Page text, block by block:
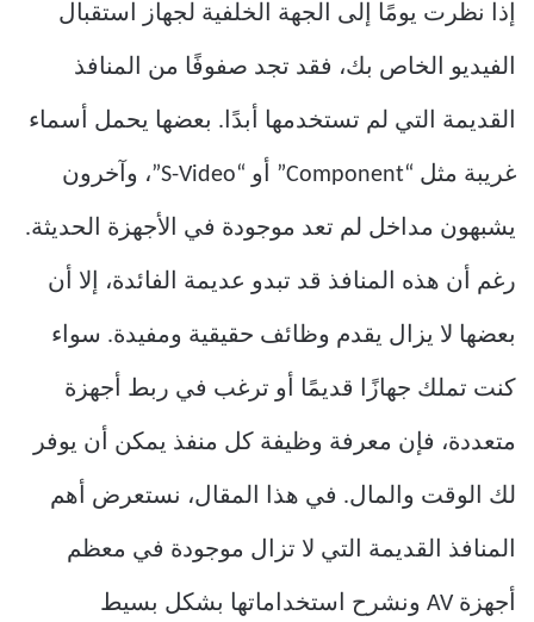
إذا نظرت يومًا إلى الجهة الخلفية لجهاز استقبال
الفيديو الخاص بك، فقد تجد صفوفًا من المنافذ
القديمة التي لم تستخدمها أبدًا. بعضها يحمل أسماء
غريبة مثل “Component” أو “S-Video”، وآخرون
يشبهون مداخل لم تعد موجودة في الأجهزة الحديثة.
رغم أن هذه المنافذ قد تبدو عديمة الفائدة، إلا أن
بعضها لا يزال يقدم وظائف حقيقية ومفيدة. سواء
كنت تملك جهازًا قديمًا أو ترغب في ربط أجهزة
متعددة، فإن معرفة وظيفة كل منفذ يمكن أن يوفر
لك الوقت والمال. في هذا المقال، نستعرض أهم
المنافذ القديمة التي لا تزال موجودة في معظم
أجهزة AV ونشرح استخداماتها بشكل بسيط